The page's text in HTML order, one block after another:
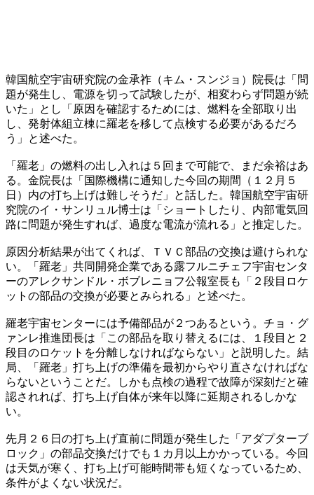
韓国航空宇宙研究院の金承祚（キム・スンジョ）院長は「問
題が発生し、電源を切って試験したが、相変わらず問題が続
いた」とし「原因を確認するためには、燃料を全部取り出
し、発射体組立棟に羅老を移して点検する必要があるだろ
う」と述べた。
「羅老」の燃料の出し入れは５回まで可能で、まだ余裕はあ
る。金院長は「国際機構に通知した今回の期間（１２月５
日）内の打ち上げは難しそうだ」と話した。韓国航空宇宙研
究院のイ・サンリュル博士は「ショートしたり、内部電気回
路に問題が発生すれば、過度な電流が流れる」と推定した。
原因分析結果が出てくれば、ＴＶＣ部品の交換は避けられな
い。「羅老」共同開発企業である露フルニチェフ宇宙センタ
ーのアレクサンドル・ボブレニョフ公報室長も「２段目ロケ
ットの部品の交換が必要とみられる」と述べた。
羅老宇宙センターには予備部品が２つあるという。チョ・グ
ァンレ推進団長は「この部品を取り替えるには、１段目と２
段目のロケットを分離しなければならない」と説明した。結
局、「羅老」打ち上げの準備を最初からやり直さなければな
らないということだ。しかも点検の過程で故障が深刻だと確
認されれば、打ち上げ自体が来年以降に延期されるしかな
い。
先月２６日の打ち上げ直前に問題が発生した「アダプターブ
ロック」の部品交換だけでも１カ月以上かかっている。今回
は天気が寒く、打ち上げ可能時間帯も短くなっているため、
条件がよくない状況だ。